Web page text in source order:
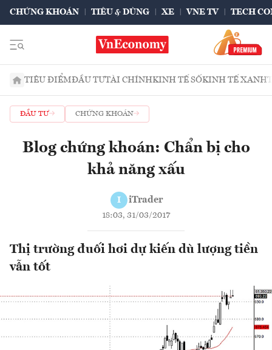
CHỨNG KHOÁN TIÊU & DÙNG XE VNE TV TECH
TIÊU ĐIỂMĐẦU TƯTÀI CHÍNHKINH TẾ SỐKINH TẾ XANH
ĐẦU TƯ CHỨNG KHOÁN
Blog chứng khoán: Chẩn bị cho
khả năng xấu
I iTrader
18:03, 31/03/2017
Thị trường đuối hơi dự kiến dù lượng tiền
vẫn tốt